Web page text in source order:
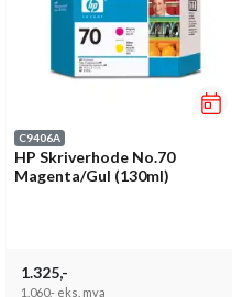
C9406A
HP Skriverhode No.70
Magenta/Gul (130ml)
1.325,-
1.060,- eks. mva